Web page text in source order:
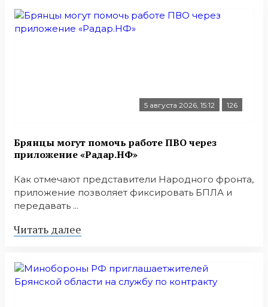
5 августа 2026, 15:12 126
Брянцы могут помочь работе ПВО через
приложение «Радар.НФ»
Как отмечают представители Народного фронта,
приложение позволяет фиксировать БПЛА и
передавать ...
Читать далее